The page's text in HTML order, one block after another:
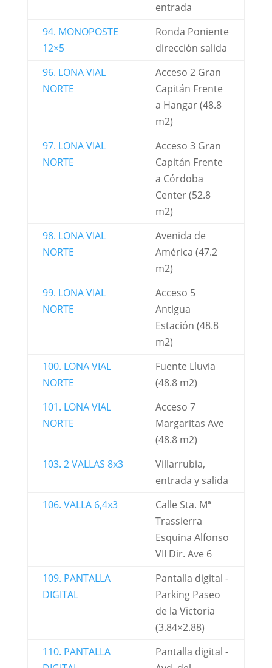
entrada
94. MONOPOSTE
12×5
Ronda Poniente
dirección salida
96. LONA VIAL
NORTE
Acceso 2 Gran
Capitán Frente
a Hangar (48.8
m2)
97. LONA VIAL
NORTE
Acceso 3 Gran
Capitán Frente
a Córdoba
Center (52.8
m2)
98. LONA VIAL
NORTE
Avenida de
América (47.2
m2)
99. LONA VIAL
NORTE
Acceso 5
Antigua
Estación (48.8
m2)
100. LONA VIAL
NORTE
Fuente Lluvia
(48.8 m2)
101. LONA VIAL
NORTE
Acceso 7
Margaritas Ave
(48.8 m2)
103. 2 VALLAS 8x3
Villarrubia,
entrada y salida
106. VALLA 6,4x3
Calle Sta. Mª
Trassierra
Esquina Alfonso
VII Dir. Ave 6
109. PANTALLA
DIGITAL
Pantalla digital -
Parking Paseo
de la Victoria
(3.84×2.88)
110. PANTALLA
Pantalla digital -